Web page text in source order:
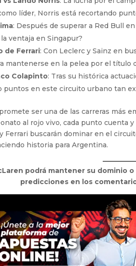
líder, Norris está recortando
: Después de superar a Red Bull
ventaja en Singapur?
de Ferrari: Con Leclerc y Sainz en
mantenerse en la pelea por el título
Colapinto: Tras su histórica
puntos en este circuito urbano tan
ser una de las carreras más
al rojo vivo, cada punto cuenta
Ferrari buscarán dominar en el
historia para Argentina.
podrá mantener su dominio
predicciones en los